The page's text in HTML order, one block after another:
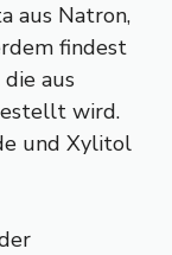
aus Natron,
findest
aus
wird.
und Xylitol